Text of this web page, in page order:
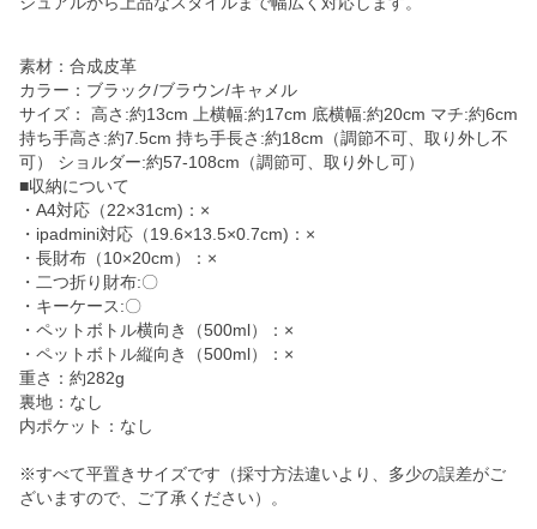
素材：合成皮革
カラー：ブラック/ブラウン/キャメル
サイズ： 高さ:約13cm 上横幅:約17cm 底横幅:約20cm マチ:約6cm
持ち手高さ:約7.5cm 持ち手長さ:約18cm（調節不可、取り外し不
可） ショルダー:約57-108cm（調節可、取り外し可）
■収納について
・A4対応（22×31cm)：×
・ipadmini対応（19.6×13.5×0.7cm)：×
・長財布（10×20cm）：×
・二つ折り財布:〇
・キーケース:〇
・ペットボトル横向き（500ml）：×
・ペットボトル縦向き（500ml）：×
重さ：約282g
裏地：なし
内ポケット：なし
※すべて平置きサイズです（採寸方法違いより、多少の誤差がご
ざいますので、ご了承ください）。